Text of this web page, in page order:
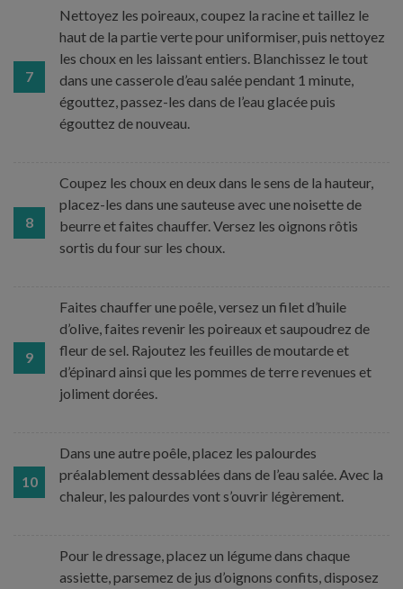
7
Nettoyez les poireaux, coupez la racine et taillez le
haut de la partie verte pour uniformiser, puis nettoyez
les choux en les laissant entiers. Blanchissez le tout
dans une casserole d’eau salée pendant 1 minute,
égouttez, passez-les dans de l’eau glacée puis
égouttez de nouveau.
8
Coupez les choux en deux dans le sens de la hauteur,
placez-les dans une sauteuse avec une noisette de
beurre et faites chauffer. Versez les oignons rôtis
sortis du four sur les choux.
9
Faites chauffer une poêle, versez un filet d’huile
d’olive, faites revenir les poireaux et saupoudrez de
fleur de sel. Rajoutez les feuilles de moutarde et
d’épinard ainsi que les pommes de terre revenues et
joliment dorées.
10
Dans une autre poêle, placez les palourdes
préalablement dessablées dans de l’eau salée. Avec la
chaleur, les palourdes vont s’ouvrir légèrement.
Pour le dressage, placez un légume dans chaque
assiette, parsemez de jus d’oignons confits, disposez